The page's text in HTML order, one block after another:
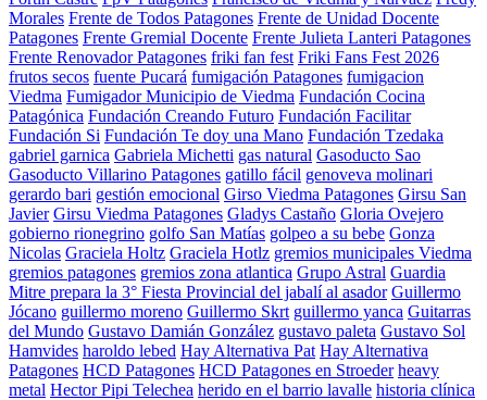
Morales Frente de Todos Patagones Frente de Unidad Docente
Patagones Frente Gremial Docente Frente Julieta Lanteri Patagones
Frente Renovador Patagones friki fan fest Friki Fans Fest 2026
frutos secos fuente Pucará fumigación Patagones fumigacion
Viedma Fumigador Municipio de Viedma Fundación Cocina
Patagónica Fundación Creando Futuro Fundación Facilitar
Fundación Si Fundación Te doy una Mano Fundación Tzedaka
gabriel garnica Gabriela Michetti gas natural Gasoducto Sao
Gasoducto Villarino Patagones gatillo fácil genoveva molinari
gerardo bari gestión emocional Girso Viedma Patagones Girsu San
Javier Girsu Viedma Patagones Gladys Castaño Gloria Ovejero
gobierno rionegrino golfo San Matías golpeo a su bebe Gonza
Nicolas Graciela Holtz Graciela Hotlz gremios municipales Viedma
gremios patagones gremios zona atlantica Grupo Astral Guardia
Mitre prepara la 3° Fiesta Provincial del jabalí al asador Guillermo
Jócano guillermo moreno Guillermo Skrt guillermo yanca Guitarras
del Mundo Gustavo Damián González gustavo paleta Gustavo Sol
Hamvides haroldo lebed Hay Alternativa Pat Hay Alternativa
Patagones HCD Patagones HCD Patagones en Stroeder heavy
metal Hector Pipi Telechea herido en el barrio lavalle historia clínica